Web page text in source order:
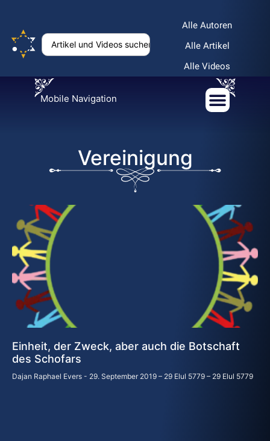
Alle Autoren
Alle Artikel
Alle Videos
Mobile Navigation
Vereinigung
Einheit, der Zweck, aber auch die Botschaft
des Schofars
Dajan Raphael Evers 29. September 2019 – 29 Elul 5779 – 29 Elul 5779